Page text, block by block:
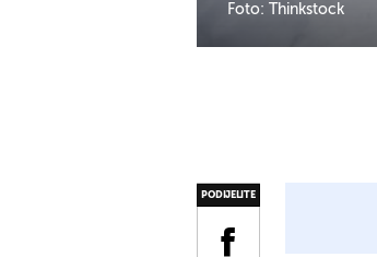
Foto: Thinkstock
PODIJELITE